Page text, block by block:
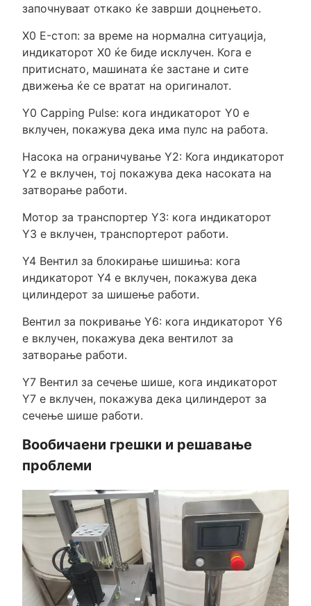
започнуваат откако ќе заврши доцнењето.
X0 E-стоп: за време на нормална ситуација,
индикаторот X0 ќе биде исклучен. Кога е
притиснато, машината ќе застане и сите
движења ќе се вратат на оригиналот.
Y0 Capping Pulse: кога индикаторот Y0 е
вклучен, покажува дека има пулс на работа.
Насока на ограничување Y2: Кога индикаторот
Y2 е вклучен, тој покажува дека насоката на
затворање работи.
Мотор за транспортер Y3: кога индикаторот
Y3 е вклучен, транспортерот работи.
Y4 Вентил за блокирање шишиња: кога
индикаторот Y4 е вклучен, покажува дека
цилиндерот за шишење работи.
Вентил за покривање Y6: кога индикаторот Y6
е вклучен, покажува дека вентилот за
затворање работи.
Y7 Вентил за сечење шише, кога индикаторот
Y7 е вклучен, покажува дека цилиндерот за
сечење шише работи.
Вообичаени грешки и решавање
проблеми